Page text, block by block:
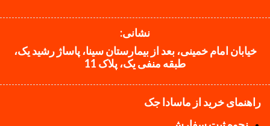
نشانی:
خیابان امام خمینی، بعد از بیمارستان سینا، پاساژ رشید یک،
طبقه منفی یک، پلاک 11
راهنمای خرید از ماسادا جک